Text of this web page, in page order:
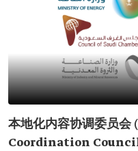
本地化内容协调委员
Coordination